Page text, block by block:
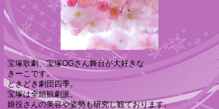
宝塚歌劇、宝塚OGさん舞台が大好きな
きーこです。
ときどき劇団四季。
宝塚は全組観劇派。
娘役さんの美容や姿勢も研究し観ております。